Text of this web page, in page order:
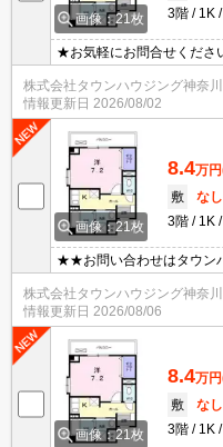
画像：21枚
3階
1K
★お気軽にお問合せくださ
します！★他社様の掲載物
相談も承ります★
株式会社タウンハウジング神奈
情報更新日 2026/08/02
画像：21枚
8.4万円
敷
なし
3階
1K
★★お問い合わせはタウン
株式会社タウンハウジング神奈
情報更新日 2026/08/06
画像：21枚
8.4万円
敷
なし
3階
1K